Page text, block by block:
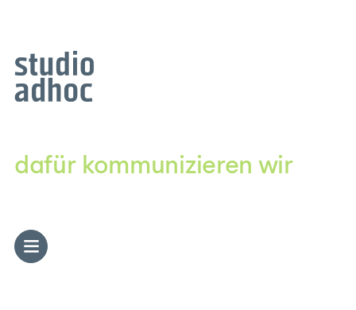
dafür kommunizieren wir